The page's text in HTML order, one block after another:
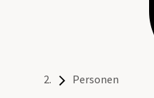
Personen